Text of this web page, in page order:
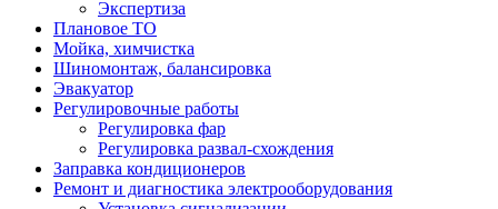
Экспертиза
Плановое ТО
Мойка, химчистка
Шиномонтаж, балансировка
Эвакуатор
Регулировочные работы
Регулировка фар
Регулировка развал-схождения
Заправка кондиционеров
Ремонт и диагностика электрооборудования